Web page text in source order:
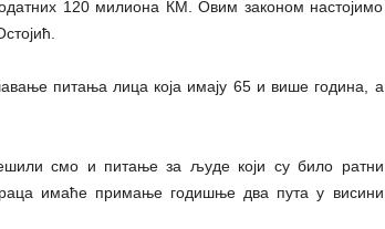
120 милиона КМ. Овим законом настојимо
питања лица која имају 65 и више година, а
смо и питање за људе који су било ратни
имаће примање годишње два пута у висини